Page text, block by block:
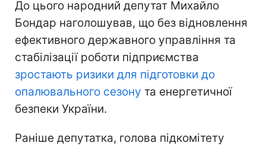
До цього народний депутат Михайло
Бондар наголошував, що без відновлення
ефективного державного управління та
стабілізації роботи підприємства
зростають ризики для підготовки до
опалювального сезону та енергетичної
безпеки України.
Раніше депутатка, голова підкомітету